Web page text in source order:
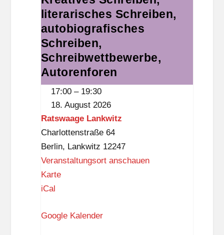
e
g
l
i
t
z
Schreiben,
literarisches
Schreiben,
autobiografisches
Schreiben,
Schreibwettbewerbe,
Autorenforen
literarisches Schreiben,
autobiografisches
Schreiben,
Schreibwettbewerbe,
Autorenforen
17:00 – 19:30
18. August 2026
Ratswaage Lankwitz
Charlottenstraße 64
Berlin, Lankwitz 12247
Veranstaltungsort anschauen
KarteR
s
iCal
Google Kalender